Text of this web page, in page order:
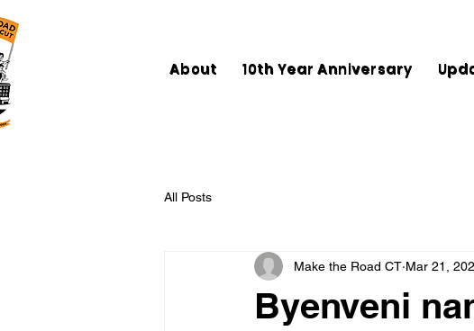
About 10th Year Anniversary
All Posts
Byenveni
Make the Road CT Mar 21,